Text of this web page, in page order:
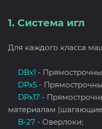
1. Система игл
Для каждого класса
DBx1 -
DPx5 -
DPx17 -
материалам
B-27 - Оверлоки;